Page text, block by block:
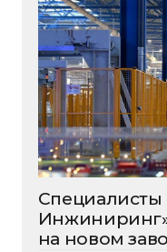
Специалисты
на новом